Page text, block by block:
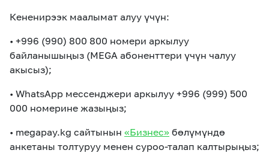
Кененирээк маалымат алуу үчүн:
• +996 (990) 800 800 номери аркылуу
байланышыңыз (MEGA абоненттери үчүн чалуу
акысыз);
• WhatsApp мессенджери аркылуу +996 (999) 500
000 номерине жазыңыз;
• megapay.kg сайтынын «Бизнес» бөлүмүндө
анкетаны толтуруу менен суроо-талап калтырыңыз;